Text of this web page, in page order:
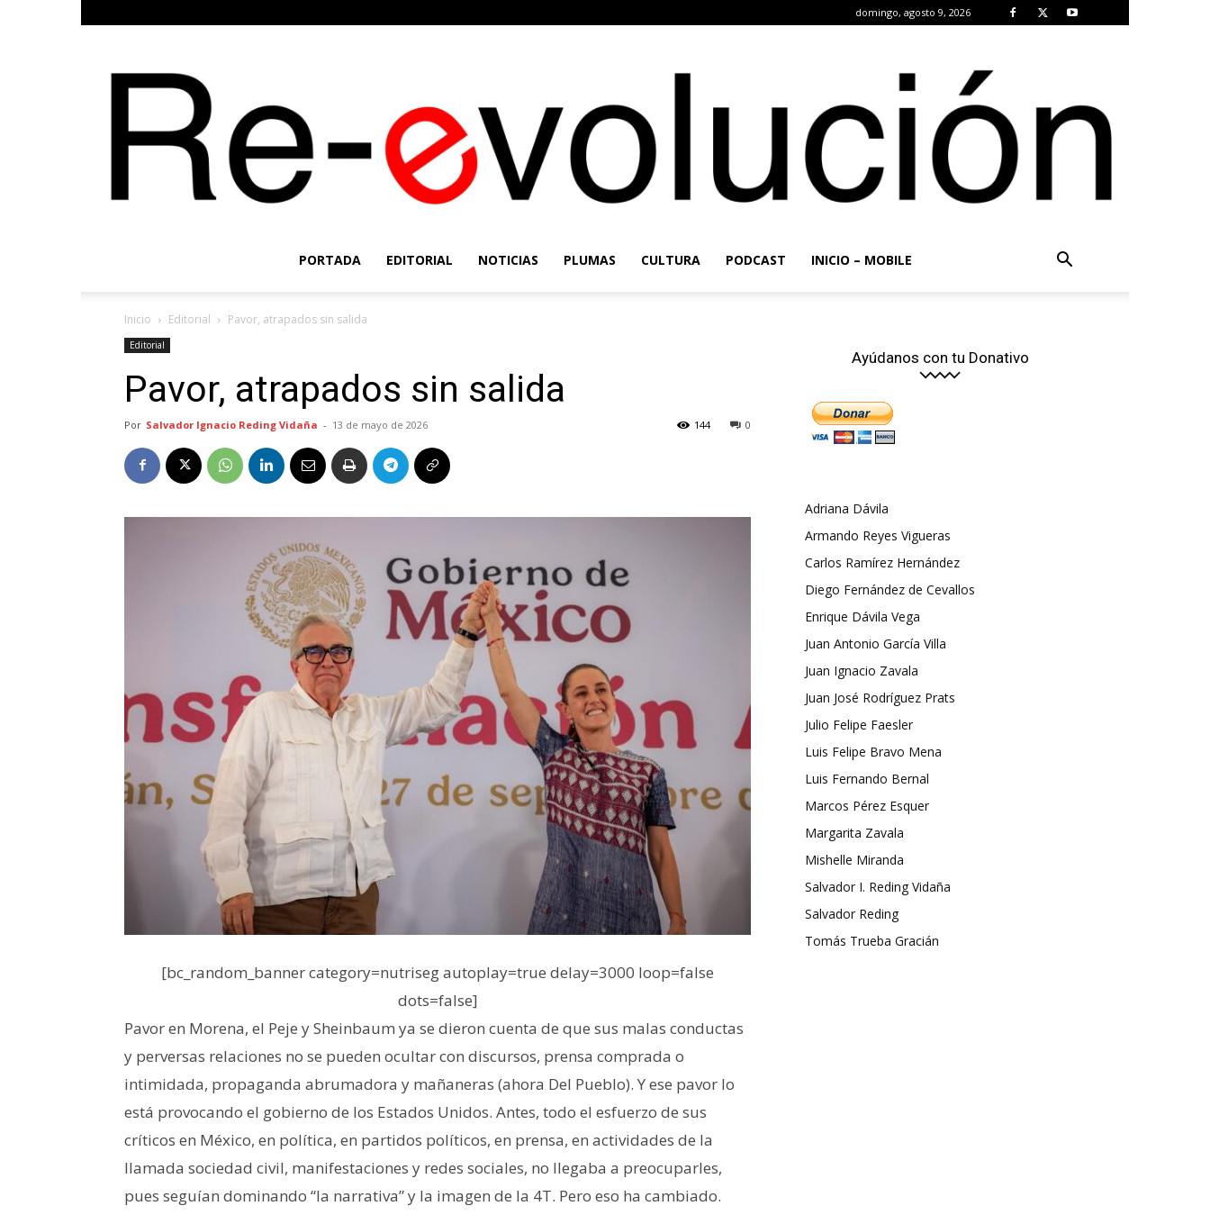
domingo, agosto 9, 2026
PORTADA EDITORIAL NOTICIAS PLUMAS CULTURA PODCAST INICIO – MOBILE
Inicio Editorial Pavor, atrapados sin salida
Editorial
Pavor, atrapados sin salida
Por Salvador Ignacio Reding Vidaña - 13 de mayo de 2026 0
144
[bc_random_banner category=nutriseg autoplay=true delay=3000 loop=false
dots=false]
Pavor en Morena, el Peje y Sheinbaum ya se dieron cuenta de que sus malas conductas
y perversas relaciones no se pueden ocultar con discursos, prensa comprada o
intimidada, propaganda abrumadora y mañaneras (ahora Del Pueblo). Y ese pavor lo
está provocando el gobierno de los Estados Unidos. Antes, todo el esfuerzo de sus
críticos en México, en política, en partidos políticos, en prensa, en actividades de la
llamada sociedad civil, manifestaciones y redes sociales, no llegaba a preocuparles,
pues seguían dominando “la narrativa” y la imagen de la 4T. Pero eso ha cambiado.
Ayúdanos con tu Donativo
Adriana Dávila
Armando Reyes Vigueras
Carlos Ramírez Hernández
Diego Fernández de Cevallos
Enrique Dávila Vega
Juan Antonio García Villa
Juan Ignacio Zavala
Juan José Rodríguez Prats
Julio Felipe Faesler
Luis Felipe Bravo Mena
Luis Fernando Bernal
Marcos Pérez Esquer
Margarita Zavala
Mishelle Miranda
Salvador I. Reding Vidaña
Salvador Reding
Tomás Trueba Gracián